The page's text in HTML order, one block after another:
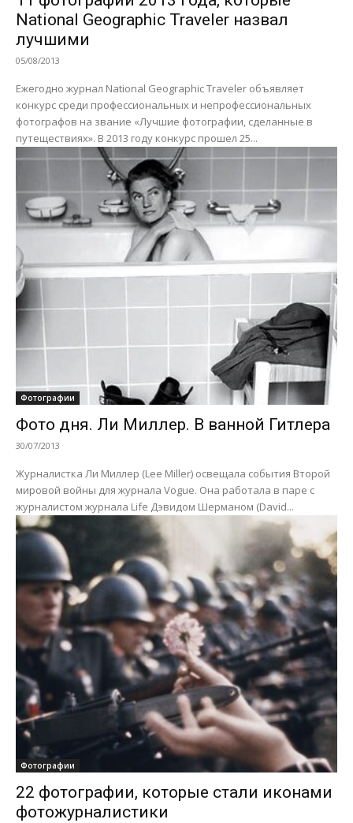
National Geographic Traveler назвал
лучшими
05/08/2013
Ежегодно журнал National Geographic Traveler объявляет
конкурс среди профессиональных и непрофессиональных
фотографов на звание «Лучшие фотографии, сделанные в
путеществиях». В 2013 году конкурс прошел 25...
Фотографии
Фото дня. Ли Миллер. В ванной Гитлера
30/07/2013
Журналистка Ли Миллер (Lee Miller) освещала события Второй
мировой войны для журнала Vogue. Она работала в паре с
журналистом журнала Life Дэвидом Шерманом (David...
Фотографии
22 фотографии, которые стали иконами
фотожурналистики